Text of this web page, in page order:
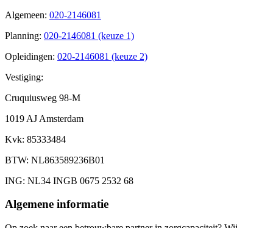
Algemeen: 020-2146081
Planning: 020-2146081 (keuze 1)
Opleidingen: 020-2146081 (keuze 2)
Vestiging:
Cruquiusweg 98-M
1019 AJ Amsterdam
Kvk: 85333484
BTW: NL863589236B01
ING: NL34 INGB 0675 2532 68
Algemene informatie